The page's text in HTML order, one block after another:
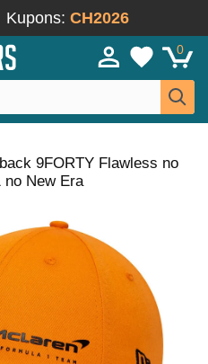
Kupons: CH2026
0
9FORTY Flawless no
no New Era